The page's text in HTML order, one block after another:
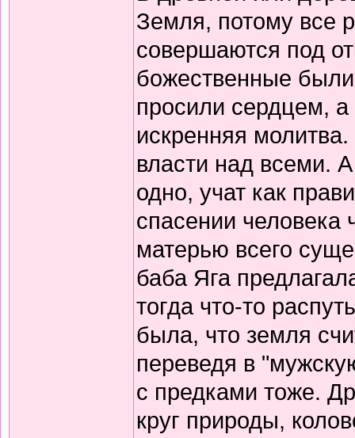
Земля, потому все
совершаются под
божественные
просили сердцем,
искренняя
власти над всеми.
одно, учат как
спасении
матерью всего
баба Яга
тогда что-то
была, что земля
переведя в
с предками тоже.
круг природы,